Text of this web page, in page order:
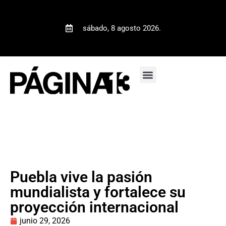
sábado, 8 agosto 2026.
Puebla vive la pasión
mundialista y fortalece su
proyección internacional
junio 29, 2026